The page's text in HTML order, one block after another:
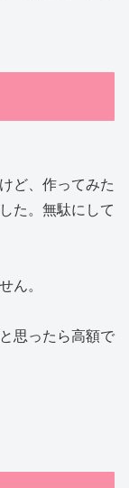
ど、作ってみた
た。無駄にして
ん。
思ったら高額で